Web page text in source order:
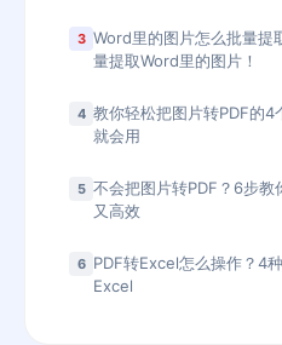
3 Word里的图片怎么批量提
量提取Word里的图片！
4 教你轻松把图片转PDF的
就会用
5 不会把图片转PDF？6步教
又高效
6 PDF转Excel怎么操作？4
Excel